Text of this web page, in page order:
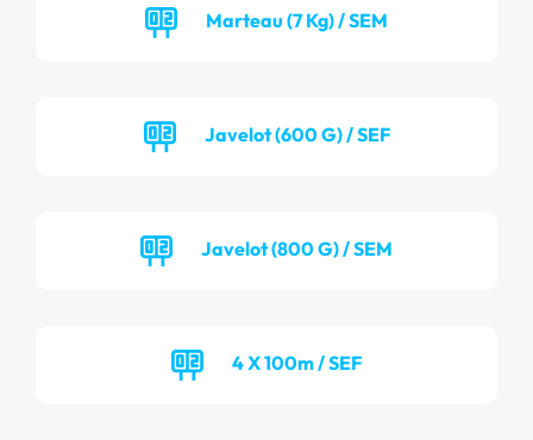
Marteau (7 Kg) / SEM
Javelot (600 G) / SEF
Javelot (800 G) / SEM
4 X 100m / SEF